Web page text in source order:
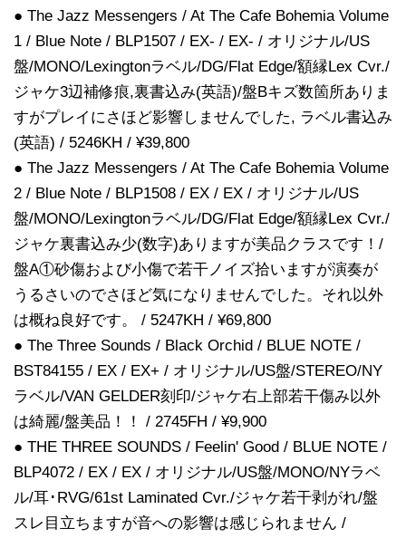
● The Jazz Messengers / At The Cafe Bohemia Volume
1 / Blue Note / BLP1507 / EX- / EX- / オリジナル/US
盤/MONO/Lexingtonラベル/DG/Flat Edge/額縁Lex Cvr./
ジャケ3辺補修痕,裏書込み(英語)/盤Bキズ数箇所ありま
すがプレイにさほど影響しませんでした, ラベル書込み
(英語) / 5246KH / ¥39,800
● The Jazz Messengers / At The Cafe Bohemia Volume
2 / Blue Note / BLP1508 / EX / EX / オリジナル/US
盤/MONO/Lexingtonラベル/DG/Flat Edge/額縁Lex Cvr./
ジャケ裏書込み少(数字)ありますが美品クラスです！/
盤A①砂傷および小傷で若干ノイズ拾いますが演奏が
うるさいのでさほど気になりませんでした。それ以外
は概ね良好です。 / 5247KH / ¥69,800
● The Three Sounds / Black Orchid / BLUE NOTE /
BST84155 / EX / EX+ / オリジナル/US盤/STEREO/NY
ラベル/VAN GELDER刻印/ジャケ右上部若干傷み以外
は綺麗/盤美品！！ / 2745FH / ¥9,900
● THE THREE SOUNDS / Feelin' Good / BLUE NOTE /
BLP4072 / EX / EX / オリジナル/US盤/MONO/NYラベ
ル/耳･RVG/61st Laminated Cvr./ジャケ若干剥がれ/盤
スレ目立ちますが音への影響は感じられません /